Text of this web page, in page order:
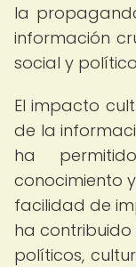
la
información
social y
El impacto
de la
ha
conocimiento
facilidad de
ha contribuido
políticos,